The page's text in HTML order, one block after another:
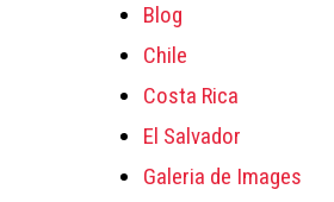
Blog
Chile
Costa Rica
El Salvador
Galeria de Images